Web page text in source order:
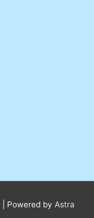
| Powered by Astra